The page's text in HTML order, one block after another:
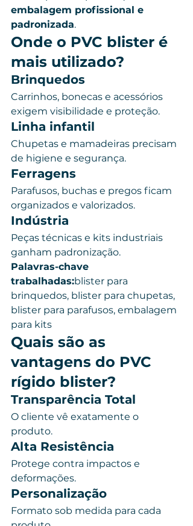
embalagem profissional e
padronizada.
Onde o PVC blister é
mais utilizado?
Brinquedos
Carrinhos, bonecas e acessórios
exigem visibilidade e proteção.
Linha infantil
Chupetas e mamadeiras precisam
de higiene e segurança.
Ferragens
Parafusos, buchas e pregos ficam
organizados e valorizados.
Indústria
Peças técnicas e kits industriais
ganham padronização.
Palavras-chave
trabalhadas:blister para
brinquedos, blister para chupetas,
blister para parafusos, embalagem
para kits
Quais são as
vantagens do PVC
rígido blister?
Transparência Total
O cliente vê exatamente o
produto.
Alta Resistência
Protege contra impactos e
deformações.
Personalização
Formato sob medida para cada